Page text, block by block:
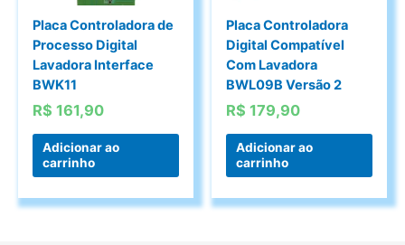
Placa Controladora de
Processo Digital
Lavadora Interface
BWK11
R$ 161,90
Adicionar ao
carrinho
Placa Controladora
Digital Compatível
Com Lavadora
BWL09B Versão 2
R$ 179,90
Adicionar ao
carrinho